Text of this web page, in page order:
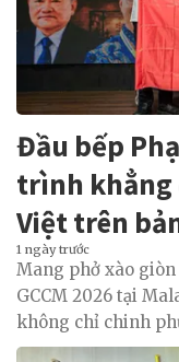
Đầu bếp
trình khẳng
Việt trên
1 ngày trước
Mang phở xào
GCCM 2026 tại
không chỉ chinh
biến mà còn gửi